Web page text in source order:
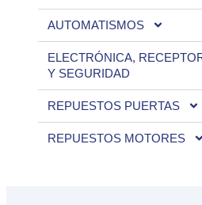
AUTOMATISMOS
ELECTRÓNICA,
Y SEGURIDAD
REPUESTOS PUERTAS
REPUESTOS MOTORES